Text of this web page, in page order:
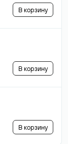
В корзину
В корзину
В корзину